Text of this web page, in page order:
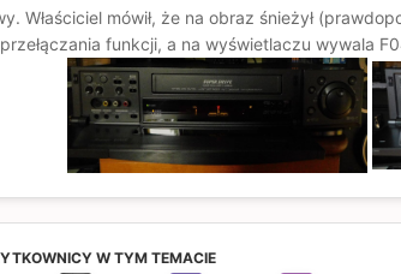
Właściciel mówił, że na obraz śnieżył
funkcji, a na wyświetlaczu wywala
W TYM TEMACIE